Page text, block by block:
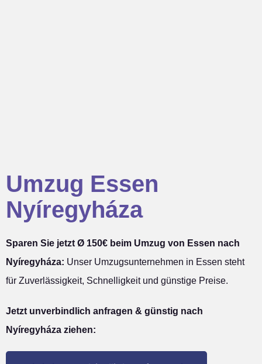
Umzug Essen
Nyíregyháza
Sparen Sie jetzt Ø 150€ beim Umzug von Essen nach
Nyíregyháza: Unser Umzugsunternehmen in Essen steht
für Zuverlässigkeit, Schnelligkeit und günstige Preise.
Jetzt unverbindlich anfragen & günstig nach
Nyíregyháza ziehen: